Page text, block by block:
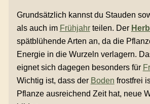
Grundsätzlich kannst du Stauden
als auch im Frühjahrteilen. Der
spätblühende Arten an, da die
Energie in die Wurzeln verlagern.
eignet sich dagegen besonders für
Wichtig ist, dass der Boden frostfrei
Pflanze ausreichend Zeit hat, neue